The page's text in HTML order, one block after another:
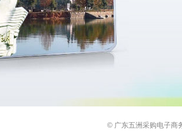
© 广东五洲采购电子商